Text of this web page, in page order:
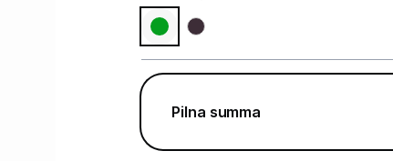
Telefoni, planšetdatori
Telefoni un aksesuāri
Mobilie telefoni un viedtālruņi
Pilna summa